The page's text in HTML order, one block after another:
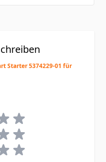
Starter 5374229-01 für